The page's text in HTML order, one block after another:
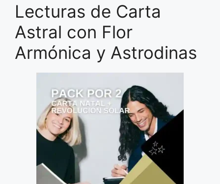
Lecturas de Carta
Astral con Flor
Armónica y Astrodinas